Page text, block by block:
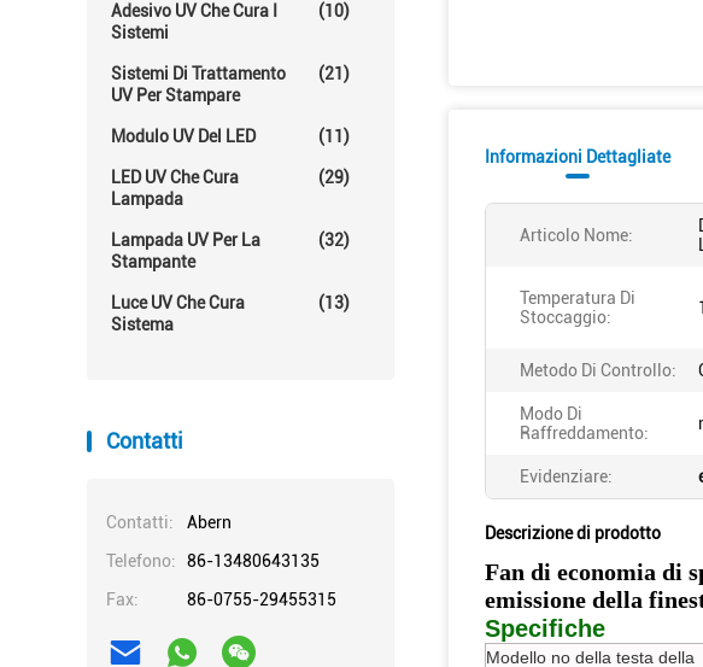
Adesivo UV Che Cura I
Sistemi
(10)
Sistemi Di Trattamento
UV Per Stampare
(21)
Modulo UV Del LED (11)
LED UV Che Cura
Lampada
(29)
Lampada UV Per La
Stampante
(32)
Luce UV Che Cura
Sistema
(13)
Contatti
Contatti:
Abern
Telefono:
86-13480643135
Fax:
86-0755-29455315
Informazioni Dettagliate
Articolo Nome:
Temperatura Di
Stoccaggio:
Metodo Di Controllo:
Modo Di
Raffreddamento:
Evidenziare:
Descrizione di prodotto
Fan di economia di
emissione della
Specifiche
Modello no della testa della